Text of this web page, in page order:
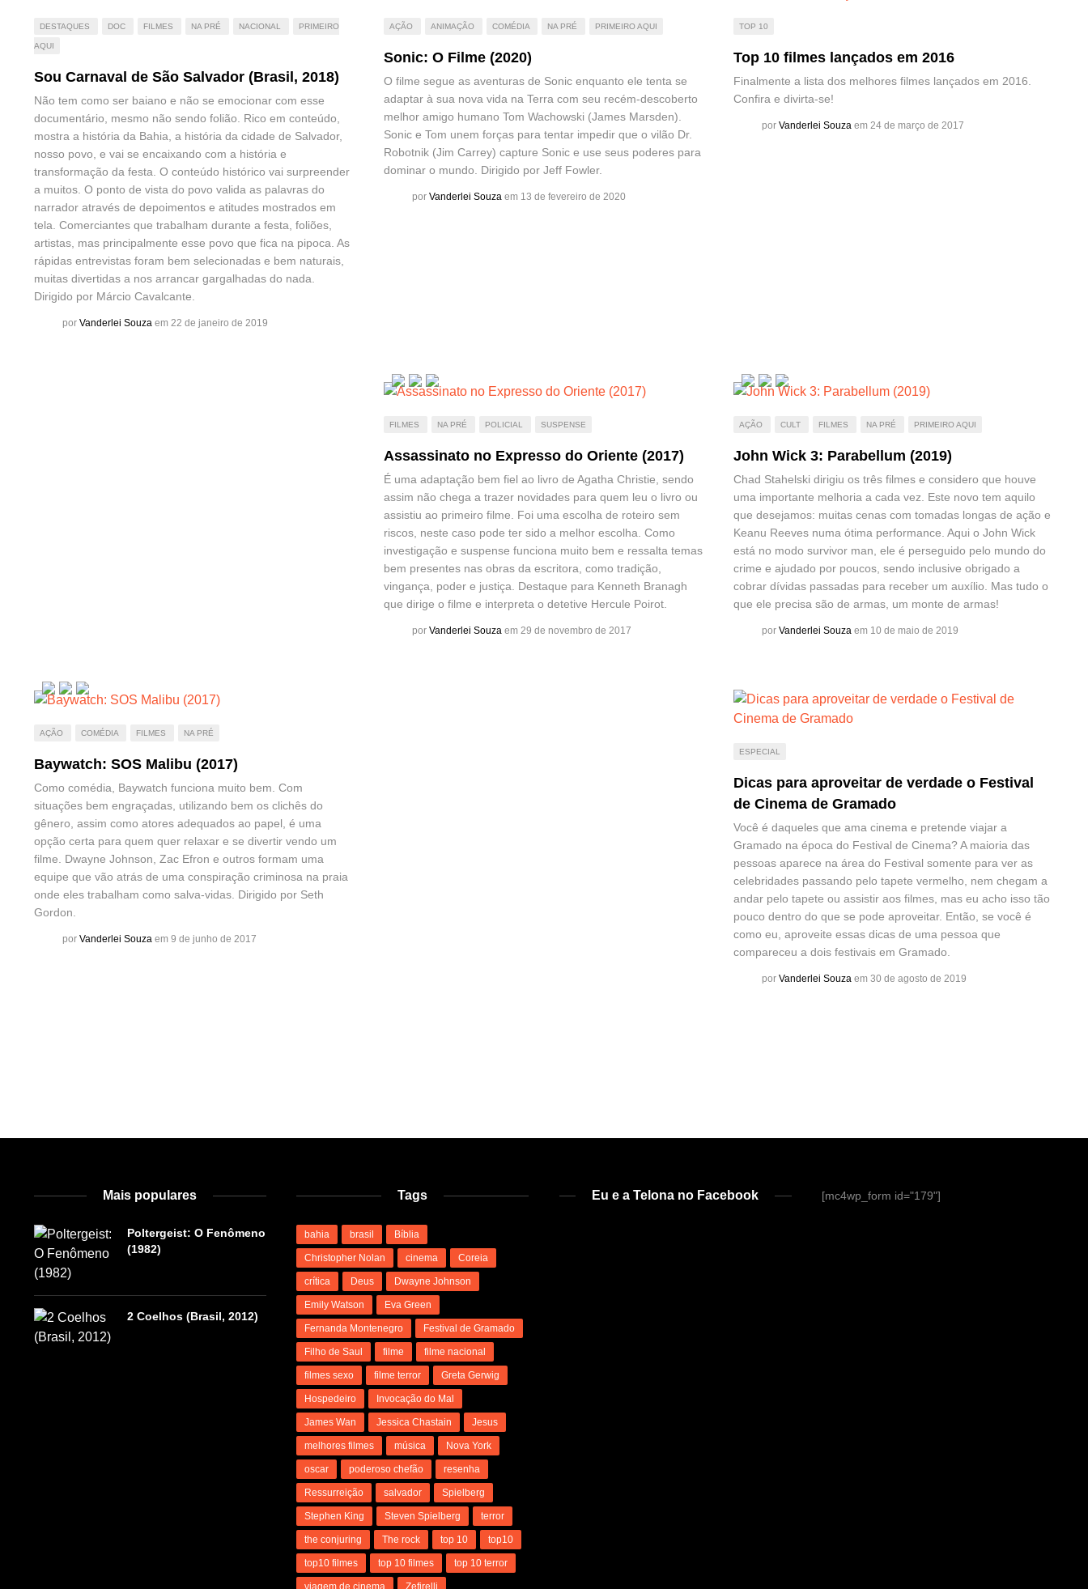
DESTAQUES DOC FILMES NA PRÉ NACIONAL PRIMEIRO
AQUI
Sou Carnaval de São Salvador (Brasil, 2018)
Não tem como ser baiano e não se emocionar com esse
documentário, mesmo não sendo folião. Rico em conteúdo,
mostra a história da Bahia, a história da cidade de Salvador,
nosso povo, e vai se encaixando com a história e
transformação da festa. O conteúdo histórico vai surpreender
a muitos. O ponto de vista do povo valida as palavras do
narrador através de depoimentos e atitudes mostrados em
tela. Comerciantes que trabalham durante a festa, foliões,
artistas, mas principalmente esse povo que fica na pipoca. As
rápidas entrevistas foram bem selecionadas e bem naturais,
muitas divertidas a nos arrancar gargalhadas do nada.
Dirigido por Márcio Cavalcante.
por Vanderlei Souza em 22 de janeiro de 2019
AÇÃO ANIMAÇÃO COMÉDIA NA PRÉ PRIMEIRO AQUI
Sonic: O Filme (2020)
O filme segue as aventuras de Sonic enquanto ele tenta se
adaptar à sua nova vida na Terra com seu recém-descoberto
melhor amigo humano Tom Wachowski (James Marsden).
Sonic e Tom unem forças para tentar impedir que o vilão Dr.
Robotnik (Jim Carrey) capture Sonic e use seus poderes para
dominar o mundo. Dirigido por Jeff Fowler.
porVanderlei Souza em 13 de fevereiro de 2020
TOP 10
Top 10 filmes lançados em 2016
Finalmente a lista dos melhores filmes lançados em 2016.
Confira e divirta-se!
porVanderlei Souza em 24 de março de 2017
FILMES NA PRÉ POLICIAL SUSPENSE
Assassinato no Expresso do Oriente (2017)
É uma adaptação bem fiel ao livro de Agatha Christie, sendo
assim não chega a trazer novidades para quem leu o livro ou
assistiu ao primeiro filme. Foi uma escolha de roteiro sem
riscos, neste caso pode ter sido a melhor escolha. Como
investigação e suspense funciona muito bem e ressalta temas
bem presentes nas obras da escritora, como tradição,
vingança, poder e justiça. Destaque para Kenneth Branagh
que dirige o filme e interpreta o detetive Hercule Poirot.
porVanderlei Souza em 29 de novembro de 2017
AÇÃO CULT FILMES NA PRÉ PRIMEIRO AQUI
John Wick 3: Parabellum (2019)
Chad Stahelski dirigiu os três filmes e considero que houve
uma importante melhoria a cada vez. Este novo tem aquilo
que desejamos: muitas cenas com tomadas longas de ação e
Keanu Reeves numa ótima performance. Aqui o John Wick
está no modo survivor man, ele é perseguido pelo mundo do
crime e ajudado por poucos, sendo inclusive obrigado a
cobrar dívidas passadas para receber um auxílio. Mas tudo o
que ele precisa são de armas, um monte de armas!
porVanderlei Souza em 10 de maio de 2019
AÇÃO COMÉDIA FILMES NA PRÉ
Baywatch: SOS Malibu (2017)
Como comédia, Baywatch funciona muito bem. Com
situações bem engraçadas, utilizando bem os clichês do
gênero, assim como atores adequados ao papel, é uma
opção certa para quem quer relaxar e se divertir vendo um
filme. Dwayne Johnson, Zac Efron e outros formam uma
equipe que vão atrás de uma conspiração criminosa na praia
onde eles trabalham como salva-vidas. Dirigido por Seth
Gordon.
por Vanderlei Souza em 9 de junho de 2017
ESPECIAL
Dicas para aproveitar de verdade o Festival
de Cinema de Gramado
Você é daqueles que ama cinema e pretende viajar a
Gramado na época do Festival de Cinema? A maioria das
pessoas aparece na área do Festival somente para ver as
celebridades passando pelo tapete vermelho, nem chegam a
andar pelo tapete ou assistir aos filmes, mas eu acho isso tão
pouco dentro do que se pode aproveitar. Então, se você é
como eu, aproveite essas dicas de uma pessoa que
compareceu a dois festivais em Gramado.
porVanderlei Souza em 30 de agosto de 2019
Mais populares
Poltergeist: O Fenômeno
(1982)
2 Coelhos (Brasil, 2012)
Tags
bahia brasil Bíblia
Christopher Nolan cinema Coreia
crítica Deus Dwayne Johnson
Emily Watson Eva Green
Fernanda Montenegro Festival de Gramado
Filho de Saul filme filme nacional
filmes sexo filme terror Greta Gerwig
Hospedeiro Invocação do Mal
James Wan Jessica Chastain Jesus
melhores filmes música Nova York
oscar poderoso chefão resenha
Ressurreição salvador Spielberg
Stephen King Steven Spielberg terror
the conjuring The rock top 10 top10
top10 filmes top 10 filmes top 10 terror
Eu e a Telona no Facebook [mc4wp_form id="179"]